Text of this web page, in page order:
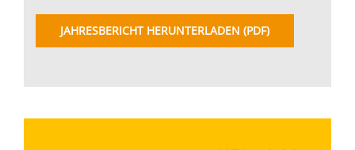
JAHRESBERICHT HERUNTERLADEN (PDF)